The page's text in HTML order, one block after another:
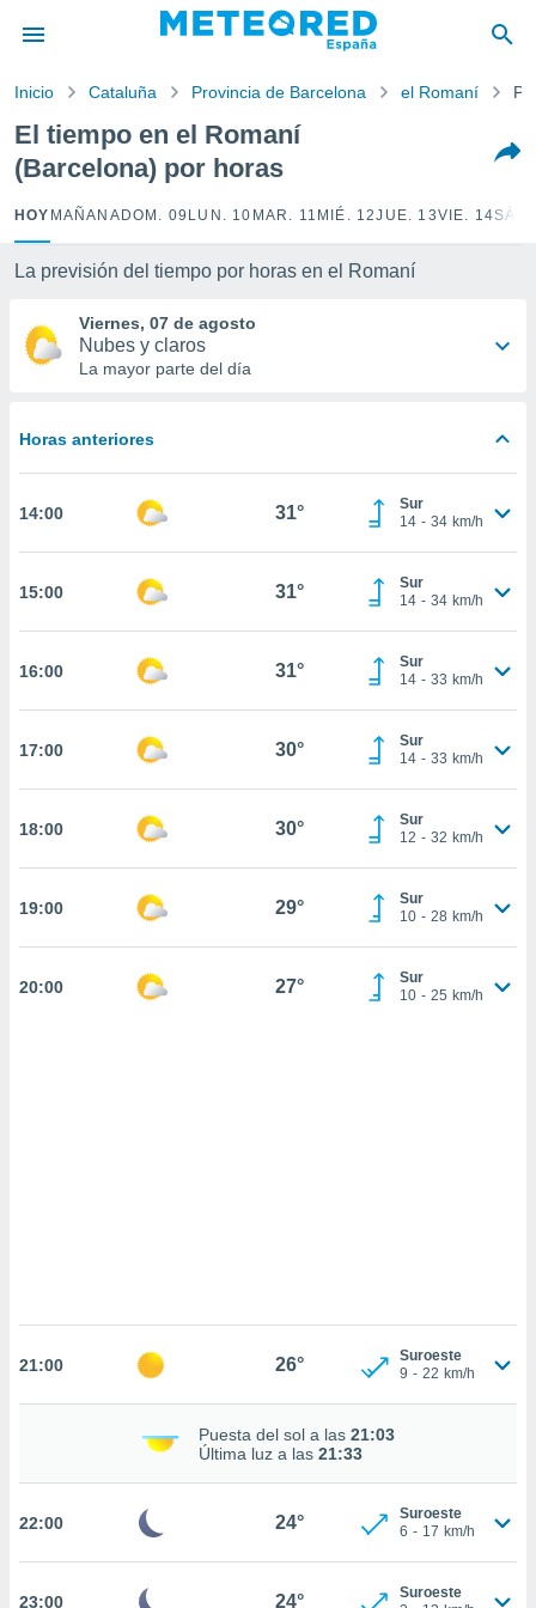
por
para
la
calidad.
a este
las
y
forma
basada
permite
coste.
botón
a la
todas
ya sean
nos
en
perfil
y
de
En
CONTINUAR
Inicio Cataluña Provincia de Barcelona el Romaní
El tiempo en el Romaní
(Barcelona) por horas
HOY MAÑANA DOM. 09 LUN. 10 MAR. 11 MIÉ. 12JUE. 13VIE. 14
La previsión del tiempo por horas en el Romaní
Viernes, 07 de agosto
Nubes y claros
La mayor parte del día
Horas anteriores
14:00 31°
Sur
14 - 34 km/h
15:00 31°
Sur
14 - 34 km/h
16:00 31°
Sur
14 - 33 km/h
17:00 30°
Sur
14 - 33 km/h
18:00 30°
Sur
12 - 32 km/h
19:00 29°
Sur
10 - 28 km/h
20:00 27°
Sur
10 - 25 km/h
21:00 26°
Suroeste
9 - 22 km/h
Puesta del sol a las 21:03
Última luz a las 21:33
22:00 24°
Suroeste
6 - 17 km/h
23:00 24°
Suroeste